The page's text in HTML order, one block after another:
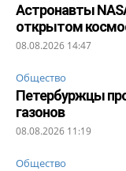
Астронавты
открытом
08.08.2026 14:47
Общество
Петербуржцы
газонов
08.08.2026 11:19
Общество